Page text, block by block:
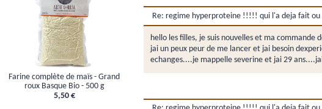
Farine complète de maïs - Grand
roux Basque Bio - 500 g
5,50 €
Re: regime hyperproteine !!!!! qui l'a deja fait
hello les filles, je suis nouvelles et ma commande
jai un peux peur de me lancer et jai besoin
echanges....je mappelle severine et jai 29